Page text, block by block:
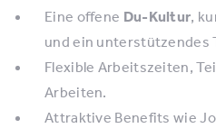
Eine offene Du-Kultur,
und ein unterstützendes
Flexible Arbeitszeiten,
Arbeiten.
Attraktive Benefits wie